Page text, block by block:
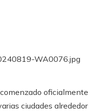
oficialmente
ciudades alrededor